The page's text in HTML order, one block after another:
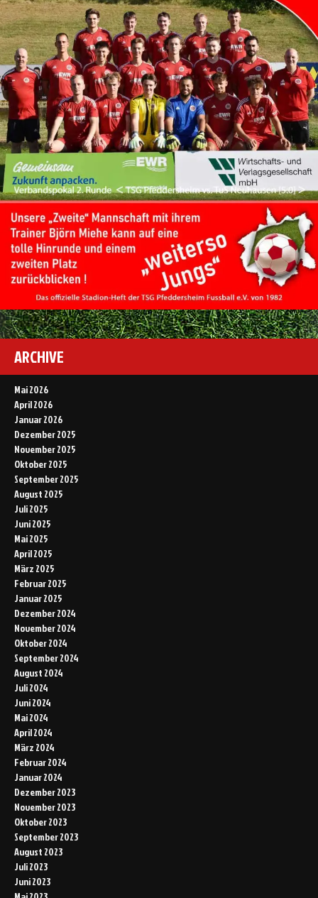
ARCHIVE
Mai 2026
April 2026
Januar 2026
Dezember 2025
November 2025
Oktober 2025
September 2025
August 2025
Juli 2025
Juni 2025
Mai 2025
April 2025
März 2025
Februar 2025
Januar 2025
Dezember 2024
November 2024
Oktober 2024
September 2024
August 2024
Juli 2024
Juni 2024
Mai 2024
April 2024
März 2024
Februar 2024
Januar 2024
Dezember 2023
November 2023
Oktober 2023
September 2023
August 2023
Juli 2023
Juni 2023